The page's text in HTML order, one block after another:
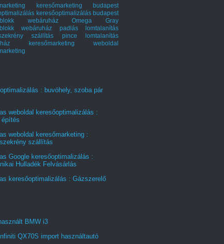
keresőmarketing budapest
keresőoptimalizálás budapest
webáruház
Omega Gray
webáruház
padlás lomtalanítás
szállítás
pince lomtalanítás
keresőmarketing
weboldal
: buvóhely, szoba pár
weboldal keresőoptimalizálás :
építés
weboldal keresőmarketing :
szállítás
Google keresőoptimalizálás :
Hulladék Felvásárlás
keresőoptimalizálás : Gázszerelő
BMW i3
QX70S import használtautó